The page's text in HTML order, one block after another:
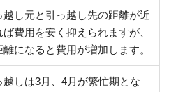
越し元と引っ越し先の距離が近
ば費用を安く抑えられますが、
離になると費用が増加します。
越しは3月、4月が繁忙期とな